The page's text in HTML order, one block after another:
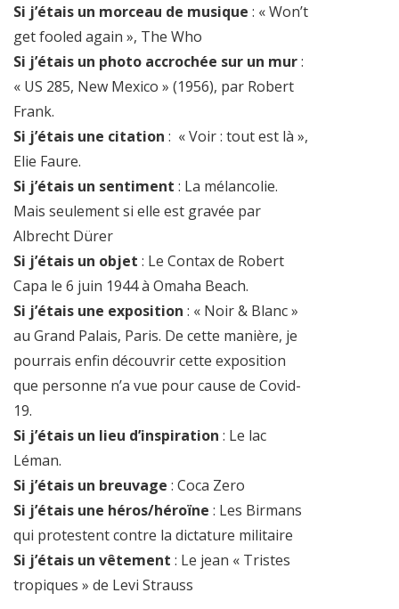
Si j’étais un morceau de musique : « Won’t
get fooled again », The Who
Si j’étais un photo accrochée sur un mur:
« US 285, New Mexico » (1956), par Robert
Frank.
Si j’étais une citation : « Voir : tout est là »,
Elie Faure.
Si j’étais un sentiment : La mélancolie.
Mais seulement si elle est gravée par
Albrecht Dürer
Si j’étais un objet : Le Contax de Robert
Capa le 6 juin 1944 à Omaha Beach.
Si j’étais une exposition : « Noir & Blanc »
au Grand Palais, Paris. De cette manière, je
pourrais enfin découvrir cette exposition
que personne n’a vue pour cause de Covid-
19.
Si j’étais un lieu d’inspiration : Le lac
Léman.
Si j’étais un breuvage : Coca Zero
Si j’étais une héros/héroïne : Les Birmans
qui protestent contre la dictature militaire
Si j’étais un vêtement : Le jean « Tristes
tropiques » de Levi Strauss